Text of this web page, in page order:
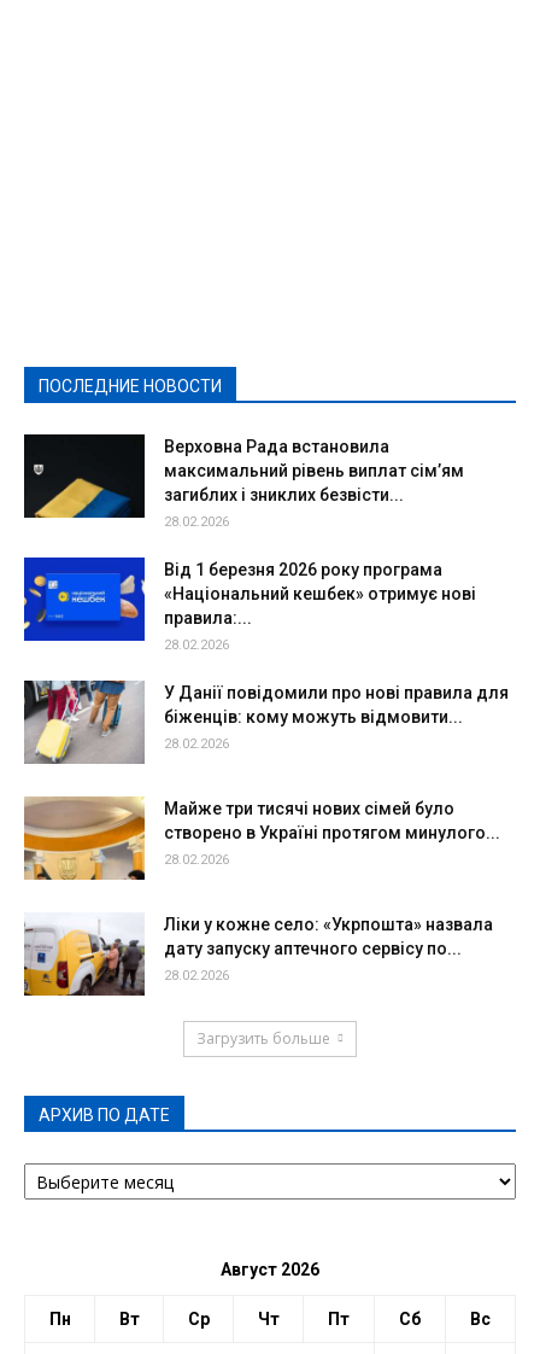
ПОСЛЕДНИЕ НОВОСТИ
Верховна Рада встановила
максимальний рівень виплат сім’ям
загиблих і зниклих безвісти...
28.02.2026
Від 1 березня 2026 року програма
«Національний кешбек» отримує нові
правила:...
28.02.2026
У Данії повідомили про нові правила для
біженців: кому можуть відмовити...
28.02.2026
Майже три тисячі нових сімей було
створено в Україні протягом минулого...
28.02.2026
Ліки у кожне село: «Укрпошта» назвала
дату запуску аптечного сервісу по...
28.02.2026
Загрузить больше
АРХИВ ПО ДАТЕ
АРХИВ
ПО
Август 2026
Пн Вт Ср Чт Пт Сб Вс